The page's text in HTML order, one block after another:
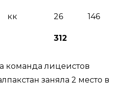
кк 26 146
312
команда лицеистов
заняла 2 место в